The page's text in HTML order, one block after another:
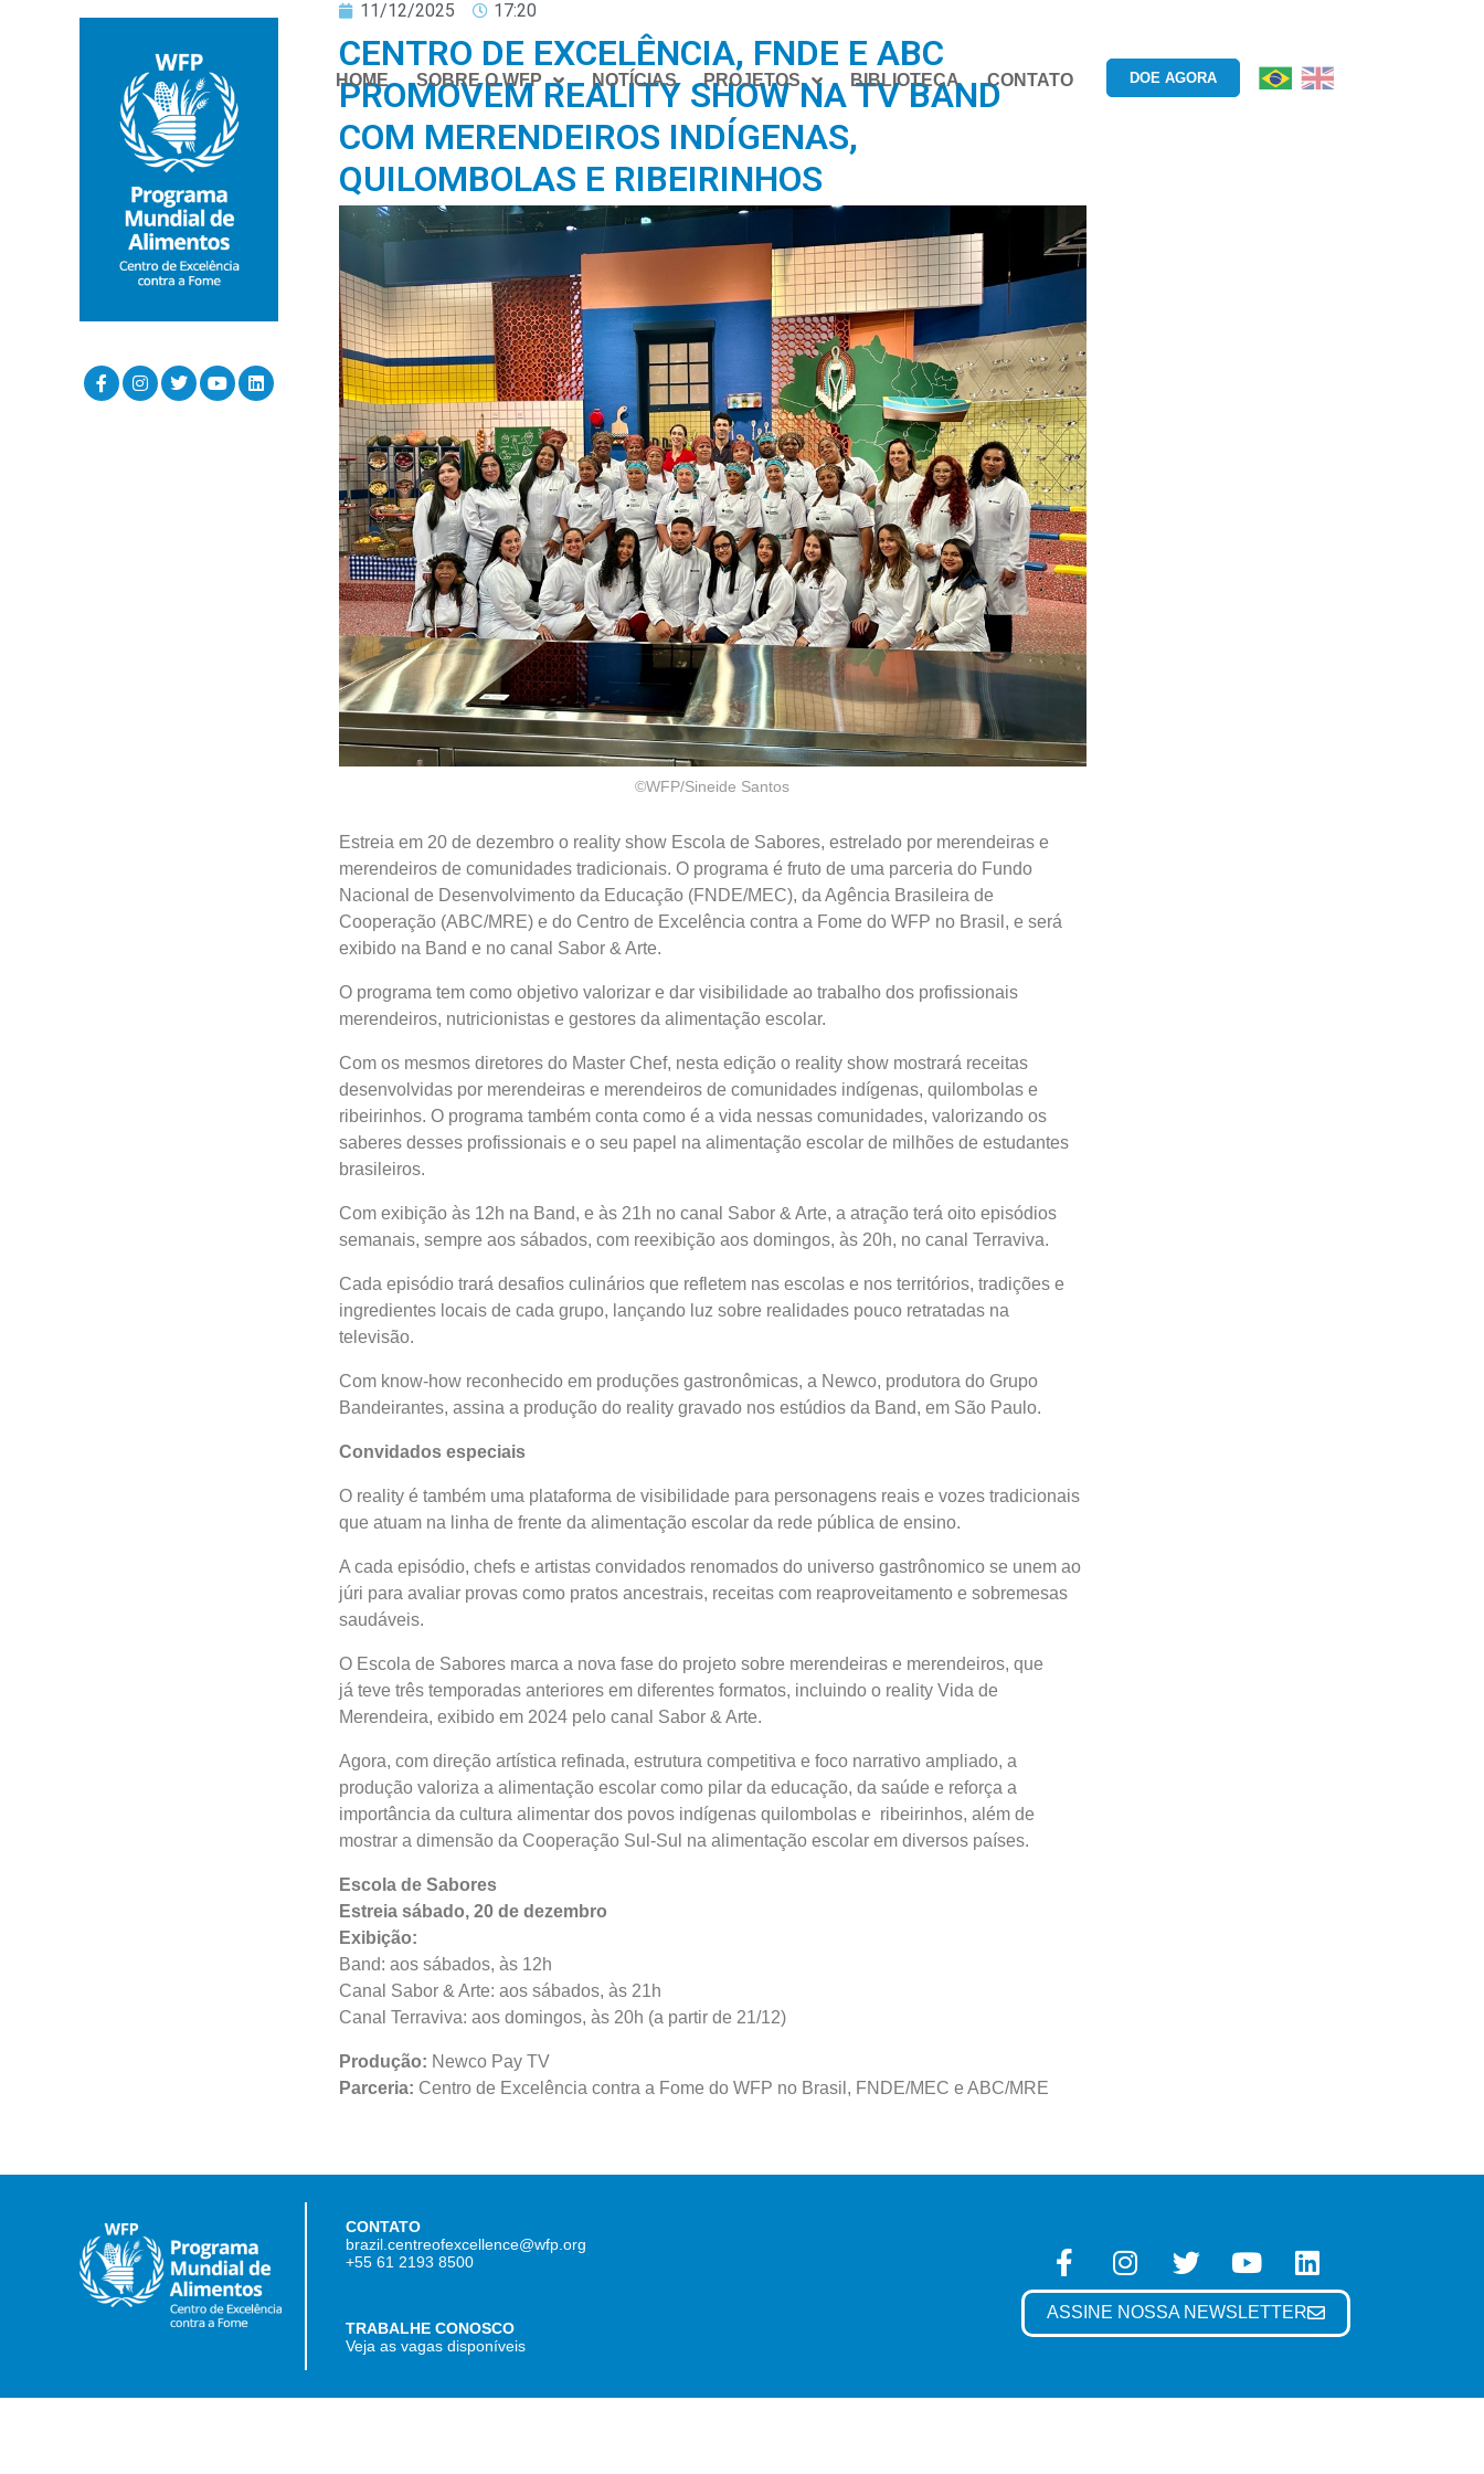
HOME SOBRE O WFP NOTÍCIAS PROJETOS BIBLIOTECA CONTATO DOE AGORA
11/12/2025 17:20
CENTRO DE EXCELÊNCIA, FNDE E ABC
PROMOVEM REALITY SHOW NA TV BAND
COM MERENDEIROS INDÍGENAS,
QUILOMBOLAS E RIBEIRINHOS
©WFP/Sineide Santos
Estreia em 20 de dezembro o reality show Escola de Sabores, estrelado por merendeiras e
merendeiros de comunidades tradicionais. O programa é fruto de uma parceria do Fundo
Nacional de Desenvolvimento da Educação (FNDE/MEC), da Agência Brasileira de
Cooperação (ABC/MRE) e do Centro de Excelência contra a Fome do WFP no Brasil, e será
exibido na Band e no canal Sabor & Arte.
O programa tem como objetivo valorizar e dar visibilidade ao trabalho dos profissionais
merendeiros, nutricionistas e gestores da alimentação escolar.
Com os mesmos diretores do Master Chef, nesta edição o reality show mostrará receitas
desenvolvidas por merendeiras e merendeiros de comunidades indígenas, quilombolas e
ribeirinhos. O programa também conta como é a vida nessas comunidades, valorizando os
saberes desses profissionais e o seu papel na alimentação escolar de milhões de estudantes
brasileiros.
Com exibição às 12h na Band, e às 21h no canal Sabor & Arte, a atração terá oito episódios
semanais, sempre aos sábados, com reexibição aos domingos, às 20h, no canal Terraviva.
Cada episódio trará desafios culinários que refletem nas escolas e nos territórios, tradições e
ingredientes locais de cada grupo, lançando luz sobre realidades pouco retratadas na
televisão.
Com know-how reconhecido em produções gastronômicas, a Newco, produtora do Grupo
Bandeirantes, assina a produção do reality gravado nos estúdios da Band, em São Paulo.
Convidados especiais
O reality é também uma plataforma de visibilidade para personagens reais e vozes tradicionais
que atuam na linha de frente da alimentação escolar da rede pública de ensino.
A cada episódio, chefs e artistas convidados renomados do universo gastrônomico se unem ao
júri para avaliar provas como pratos ancestrais, receitas com reaproveitamento e sobremesas
saudáveis.
O Escola de Sabores marca a nova fase do projeto sobre merendeiras e merendeiros, que
já teve três temporadas anteriores em diferentes formatos, incluindo o reality Vida de
Merendeira, exibido em 2024 pelo canal Sabor & Arte.
Agora, com direção artística refinada, estrutura competitiva e foco narrativo ampliado, a
produção valoriza a alimentação escolar como pilar da educação, da saúde e reforça a
importância da cultura alimentar dos povos indígenas quilombolas e ribeirinhos, além de
mostrar a dimensão da Cooperação Sul-Sul na alimentação escolar em diversos países.
Escola de Sabores
Estreia sábado, 20 de dezembro
Exibição:
Band: aos sábados, às 12h
Canal Sabor & Arte: aos sábados, às 21h
Canal Terraviva: aos domingos, às 20h (a partir de 21/12)
Produção: Newco Pay TV
Parceria: Centro de Excelência contra a Fome do WFP no Brasil, FNDE/MEC e ABC/MRE
CONTATO
brazil.centreofexcellence@wfp.org
+55 61 2193 8500
TRABALHE CONOSCO
Veja as vagas disponíveis
ASSINE NOSSA NEWSLETTER